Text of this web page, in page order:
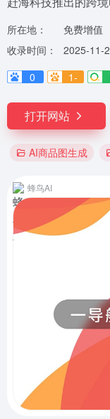
所在地：
免费增值
收录时间：
2025-11-
0
1-
打开网站
AI商品图生成
蜂鸟AI